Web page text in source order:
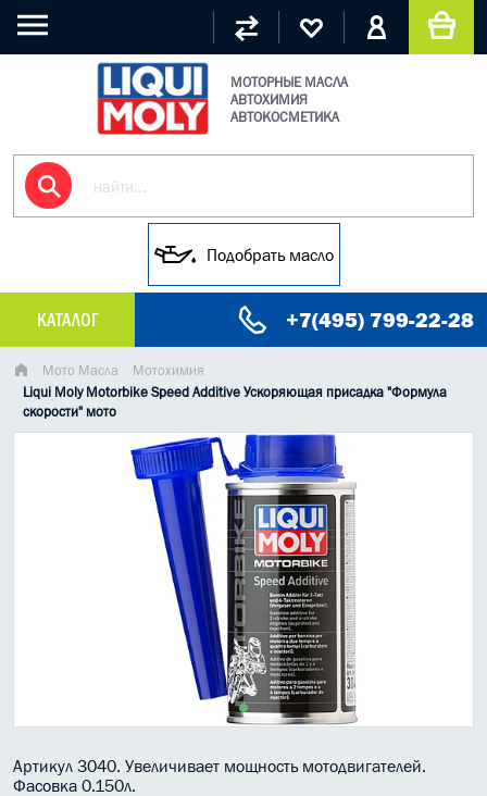
МОТОРНЫЕ МАСЛА
АВТОХИМИЯ
АВТОКОСМЕТИКА
Подобрать масло
КАТАЛОГ +7(495) 799-22-28
МАСЛО МОТОРНОЕ
ГРУЗОВЫЕ МАСЛА
ГИДРАВЛИЧЕСКИЕ МАСЛА
КОНСИСТЕНТНАЯ СМАЗКА
ИНДУСТРИАЛЬНЫЕ МАСЛА
АНТИФРИЗЫ СПЕЦЖИДКОСТИ
Мото Масла
Мотохимия
Liqui Moly Motorbike Speed Additive Ускоряющая присадка "Формула
скорости" мото
Артикул 3040. Увеличивает мощность мотодвигателей.
Фасовка 0.150л.